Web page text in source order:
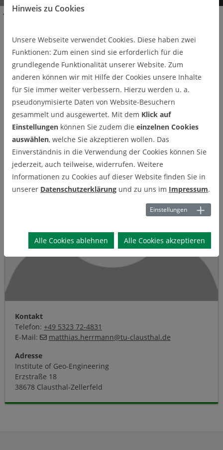
Department Team
Matthias Herrmann
Technischer Mitarbeiter
Kontakt
Telefon: +49 5323 72-4831
E-Mail:
matthias.herrmann@tu-clausthal.de
Adresse
Institute of Geo-Engineering
Erzstraße 18
38678 Clausthal-Zellerfeld
Hinweis zu Cookies
Unsere Webseite verwendet Cookies. Diese haben zwei
Funktionen: Zum einen sind sie erforderlich für die
grundlegende Funktionalität unserer Website. Zum
anderen können wir mit Hilfe der Cookies unsere Inhalte
für Sie immer weiter verbessern. Hierzu werden u. a.
pseudonymisierte Daten von Website-Besuchern
gesammelt und ausgewertet. Mit dem Klick auf
Einstellungen können Sie zudem die einzelnen Cookies
auswählen, welche Sie akzeptieren wollen. Das
Einverständnis in die Verwendung der Cookies können Sie
jederzeit, auch teilweise, widerrufen. Weitere
Informationen zu Cookies auf dieser Website finden Sie in
unserer Datenschutzerklärung und zu uns im Impressum.
Einstellungen
Alle Cookies ablehnen Alle Cookies akzeptieren